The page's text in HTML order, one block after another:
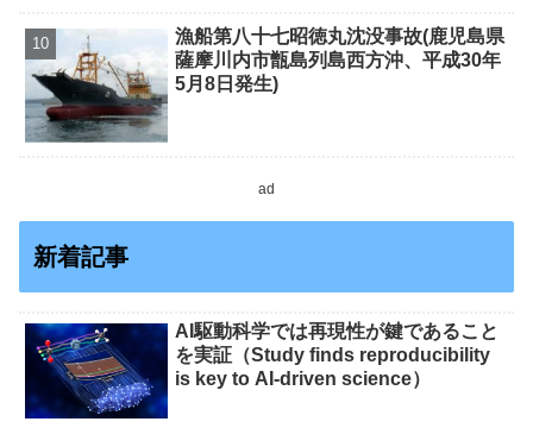
漁船第八十七昭徳丸沈没事故(鹿児島県
薩摩川内市甑島列島西方沖、平成30年
5月8日発生)
ad
新着記事
AI駆動科学では再現性が鍵であること
を実証（Study finds reproducibility
is key to AI-driven science）